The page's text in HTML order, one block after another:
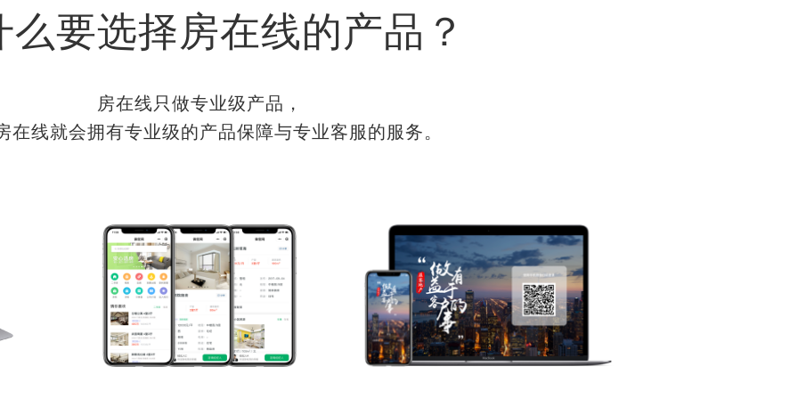
么要选择房在线的产品？
房在线只做专业级产品，
在线就会拥有专业级的产品保障与专业客服的服务。